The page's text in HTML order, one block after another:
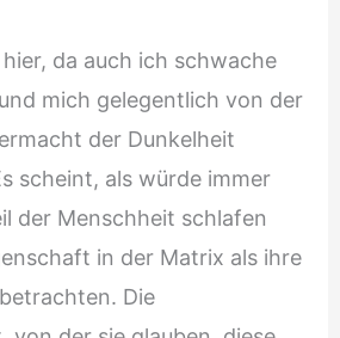
da auch ich schwache
mich gelegentlich von der
der Dunkelheit
scheint, als würde immer
der Menschheit schlafen
in der Matrix als ihre
Die